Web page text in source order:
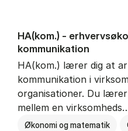
HA(kom.) -
kommunikation
HA(kom.) lærer dig at
kommunikation i
organisationer. Du
mellem en
Økonomi og matematik